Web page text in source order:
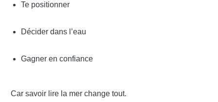
Te positionner
Décider dans l’eau
Gagner en confiance
Car savoir lire la mer change tout.